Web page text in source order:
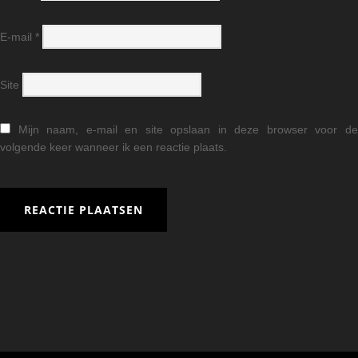
E-mail *
Site
Mijn naam, e-mail en site opslaan in deze browser voor de
volgende keer wanneer ik een reactie plaats.